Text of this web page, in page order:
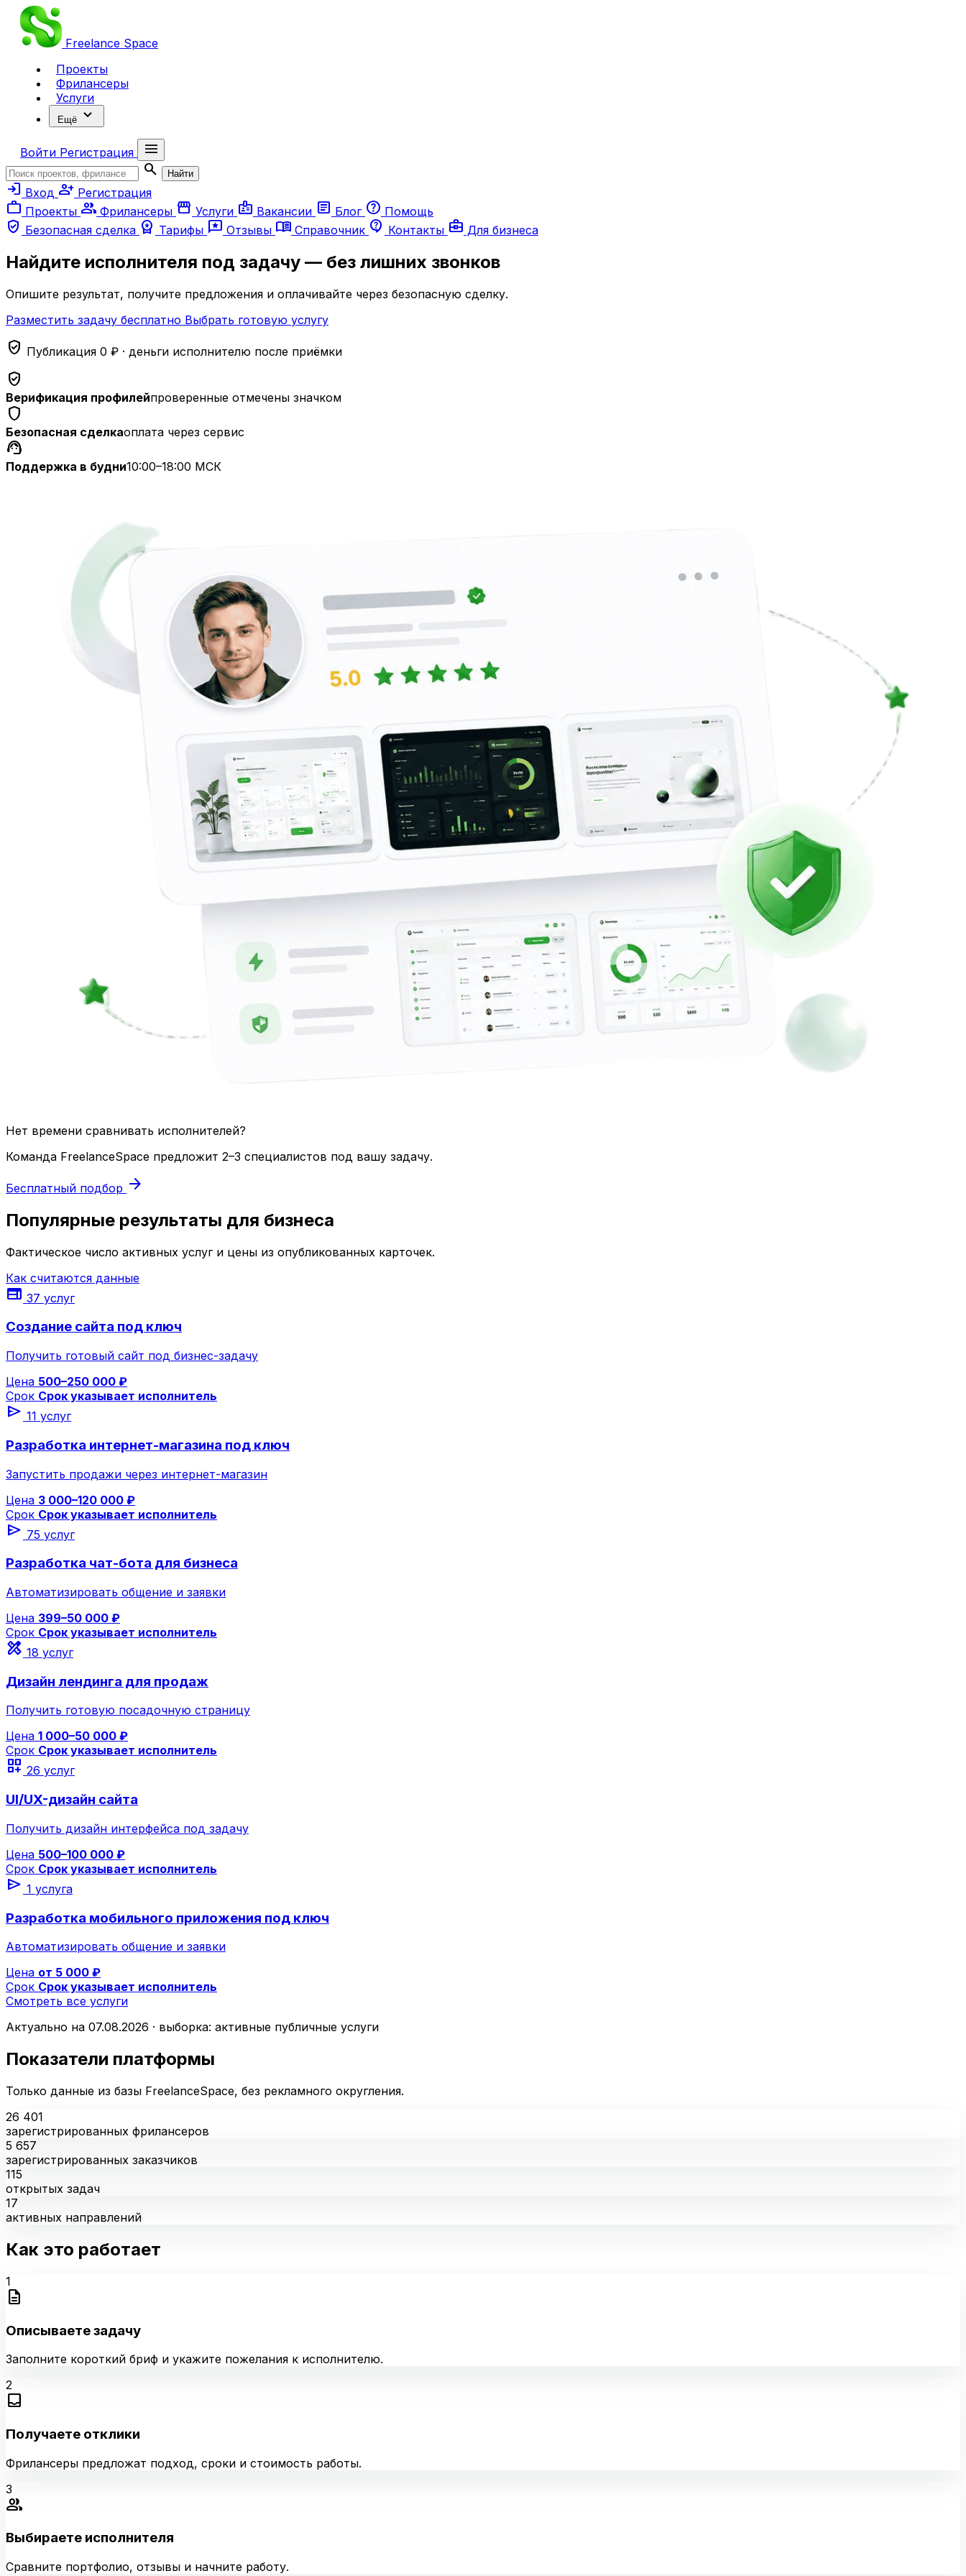
Freelance Space
Проекты
Фрилансеры
Услуги
Ещё expand_more
Войти Регистрация
menu
search
Найти
login Вход person_add Регистрация
work Проекты group Фрилансеры storefront Услуги badge Вакансии article Блог help Помощь
verified_user Безопасная сделка workspace_premium Тарифы reviews Отзывы menu_book Справочник contact_support Контакты business_center Для бизнеса
Найдите исполнителя под задачу — без лишних звонков
Опишите результат, получите предложения и оплачивайте через безопасную сделку.
Разместить задачу бесплатно Выбрать готовую услугу
verified_user Публикация 0 ₽ · деньги исполнителю после приёмки
verified_user
Верификация профилейпроверенные отмечены значком
shield
Безопасная сделкаоплата через сервис
support_agent
Поддержка в будни10:00–18:00 МСК
Нет времени сравнивать исполнителей?
Команда FreelanceSpace предложит 2–3 специалистов под вашу задачу.
Бесплатный подбор arrow_forward
Популярные результаты для бизнеса
Фактическое число активных услуг и цены из опубликованных карточек.
Как считаются данные
web 37 услуг
Создание сайта под ключ
Получить готовый сайт под бизнес-задачу
Цена 500–250 000 ₽
Срок Срок указывает исполнитель
send 11 услуг
Разработка интернет-магазина под ключ
Запустить продажи через интернет-магазин
Цена 3 000–120 000 ₽
Срок Срок указывает исполнитель
send 75 услуг
Разработка чат-бота для бизнеса
Автоматизировать общение и заявки
Цена 399–50 000 ₽
Срок Срок указывает исполнитель
design_services 18 услуг
Дизайн лендинга для продаж
Получить готовую посадочную страницу
Цена 1 000–50 000 ₽
Срок Срок указывает исполнитель
dashboard_customize 26 услуг
UI/UX-дизайн сайта
Получить дизайн интерфейса под задачу
Цена 500–100 000 ₽
Срок Срок указывает исполнитель
send 1 услуга
Разработка мобильного приложения под ключ
Автоматизировать общение и заявки
Цена от 5 000 ₽
Срок Срок указывает исполнитель
Смотреть все услуги
Актуально на 07.08.2026 · выборка: активные публичные услуги
Показатели платформы
Только данные из базы FreelanceSpace, без рекламного округления.
26 401
зарегистрированных фрилансеров
5 657
зарегистрированных заказчиков
115
открытых задач
17
активных направлений
Как это работает
1
description
Описываете задачу
Заполните короткий бриф и укажите пожелания к исполнителю.
2
inbox
Получаете отклики
Фрилансеры предложат подход, сроки и стоимость работы.
3
group
Выбираете исполнителя
Сравните портфолио, отзывы и начните работу.